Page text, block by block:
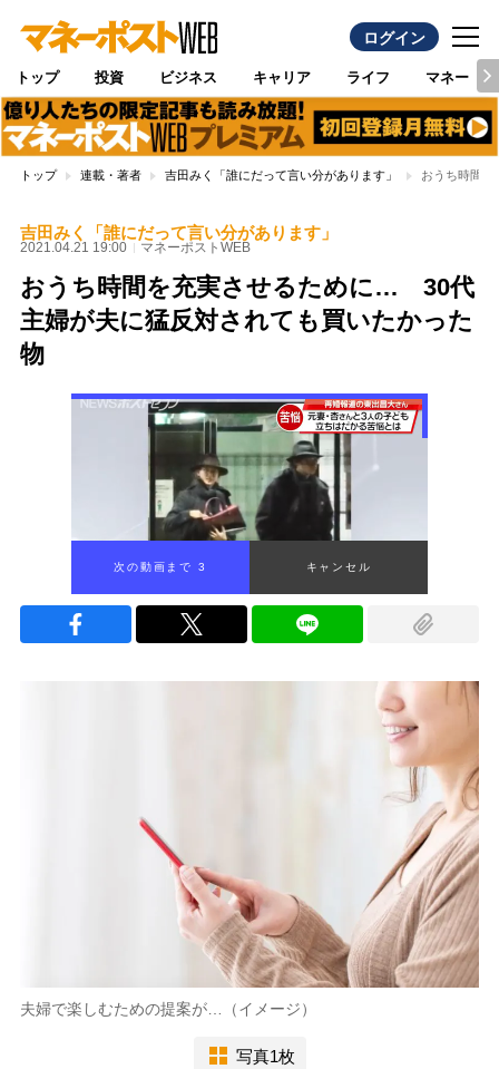
ログイン
トップ 投資 ビジネス キャリア ライフ マネー
トップ 連載・著者 吉田みく「誰にだって言い分があります」 おうち時間
吉田みく「誰にだって言い分があります」
2021.04.21 19:00 マネーポストWEB
おうち時間を充実させるために… 30代
主婦が夫に猛反対されても買いたかった
物
次の動画まで 2 キャンセル
夫婦で楽しむための提案が…（イメージ）
写真1枚